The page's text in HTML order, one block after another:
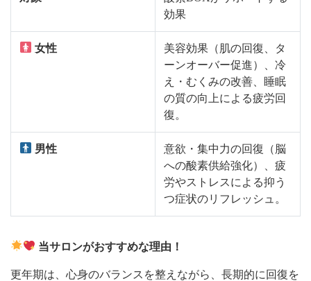
効果
女性
美容効果（肌の回復、タ
ーンオーバー促進）、冷
え・むくみの改善、睡眠
の質の向上による疲労回
復。
男性
意欲・集中力の回復（脳
への酸素供給強化）、疲
労やストレスによる抑う
つ症状のリフレッシュ。
当サロンがおすすめな理由！
更年期は、心身のバランスを整えながら、長期的に回復を